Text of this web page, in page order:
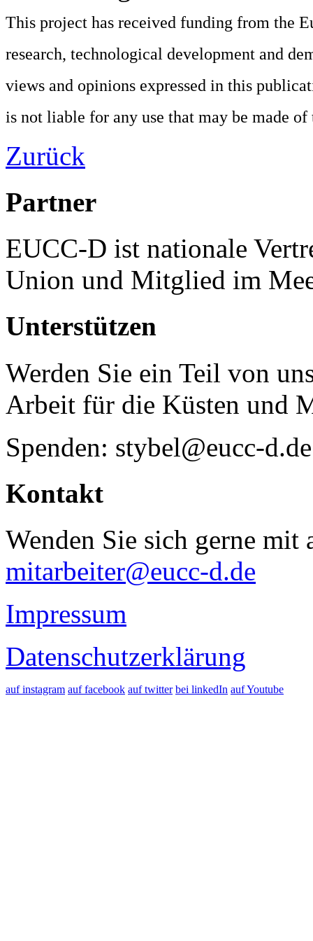
This project has received funding from the
research, technological development and
views and opinions expressed in this
is not liable for any use that may be made
Zurück
Partner
EUCC-D ist nationale
Union und Mitglied im
Unterstützen
Werden Sie ein Teil von
Arbeit für die Küsten und
Spenden: stybel@eucc-d.de
Kontakt
Wenden Sie sich gerne mit
mitarbeiter@eucc-d.de
Impressum
Datenschutzerklärung
auf instagram auf facebook auf twitter bei linkedIn auf Youtube